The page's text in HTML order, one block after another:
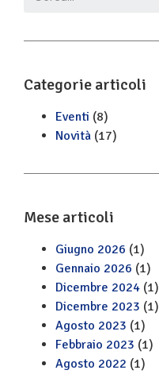
Categorie articoli
Eventi (8)
Novità (17)
Mese articoli
Giugno 2026 (1)
Gennaio 2026 (1)
Dicembre 2024 (1)
Dicembre 2023 (1)
Agosto 2023 (1)
Febbraio 2023 (1)
Agosto 2022 (1)